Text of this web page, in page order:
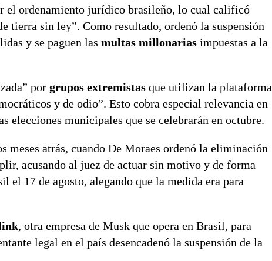
el ordenamiento jurídico brasileño, lo cual calificó
sin ley”. Como resultado, ordenó la suspensión
y se paguen las multas millonarias impuestas a la
por grupos extremistas que utilizan la plataforma
y de odio”. Esto cobra especial relevancia en
elecciones municipales que se celebrarán en octubre.
atrás, cuando De Moraes ordenó la eliminación
acusando al juez de actuar sin motivo y de forma
el 17 de agosto, alegando que la medida era para
, otra empresa de Musk que opera en Brasil, para
legal en el país desencadenó la suspensión de la